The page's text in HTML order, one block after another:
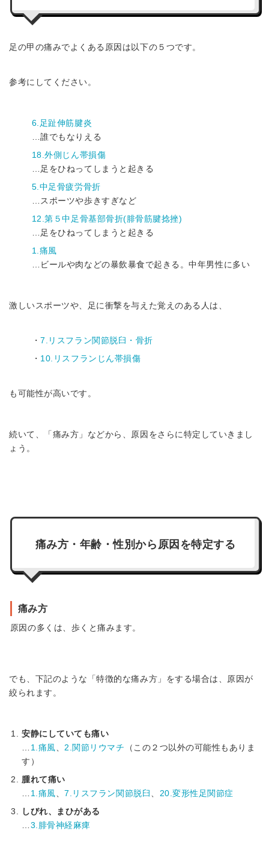
足の甲の痛みでよくある原因は以下の５つです。
参考にしてください。
6.足趾伸筋腱炎
…誰でもなりえる
18.外側じん帯損傷
…足をひねってしまうと起きる
5.中足骨疲労骨折
…スポーツや歩きすぎなど
12.第５中足骨基部骨折(腓骨筋腱捻挫)
…足をひねってしまうと起きる
1.痛風
…ビールや肉などの暴飲暴食で起きる。中年男性に多い
激しいスポーツや、足に衝撃を与えた覚えのある人は、
・7.リスフラン関節脱臼・骨折
・ 10.リスフランじん帯損傷
も可能性が高いです。
続いて、「痛み方」などから、原因をさらに特定していきまし
ょう。
痛み方・年齢・性別から原因を特定する
痛み方
原因の多くは、歩くと痛みます。
でも、下記のような「特徴的な痛み方」をする場合は、原因が
絞られます。
安静にしていても痛い
1.痛風 2.関節リウマチ （この２つ以外の可能性もありま
す）
腫れて痛い
1.痛風 、7.リスフラン関節脱臼
20.変形性足関節症
しびれ、まひがある
3.腓骨神経麻痺